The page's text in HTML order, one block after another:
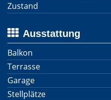
Zustand
Ausstattung
Balkon
Terrasse
Garage
Stellplätze